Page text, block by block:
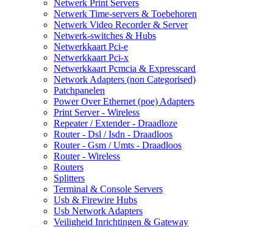
Netwerk Print Servers
Netwerk Time-servers & Toebehoren
Netwerk Video Recorder & Server
Netwerk-switches & Hubs
Netwerkkaart Pci-e
Netwerkkaart Pci-x
Netwerkkaart Pcmcia & Expresscard
Network Adapters (non Categorised)
Patchpanelen
Power Over Ethernet (poe) Adapters
Print Server - Wireless
Repeater / Extender - Draadloze
Router - Dsl / Isdn - Draadloos
Router - Gsm / Umts - Draadloos
Router - Wireless
Routers
Splitters
Terminal & Console Servers
Usb & Firewire Hubs
Usb Network Adapters
Veiligheid Inrichtingen & Gateway